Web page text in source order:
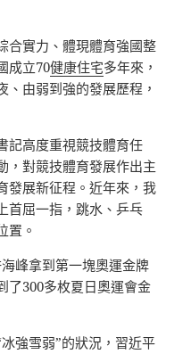
合實力、體現體育強國整
成立70健康住宅多年來，
由弱到強的發展歷程，
記高度重視競技體育任
，對競技體育發展作出主
發展新征程。近年來，我
首屈一指，跳水、乒乓
置。
峰拿到第一塊奧運金牌
了300多枚夏日奧運會金
強雪弱”的狀況，習近平